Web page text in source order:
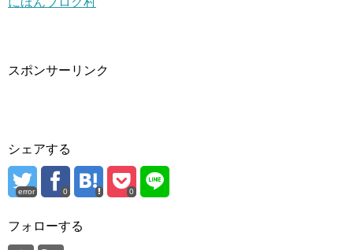
スポンサーリンク
シェアする
error 0 0
フォローする